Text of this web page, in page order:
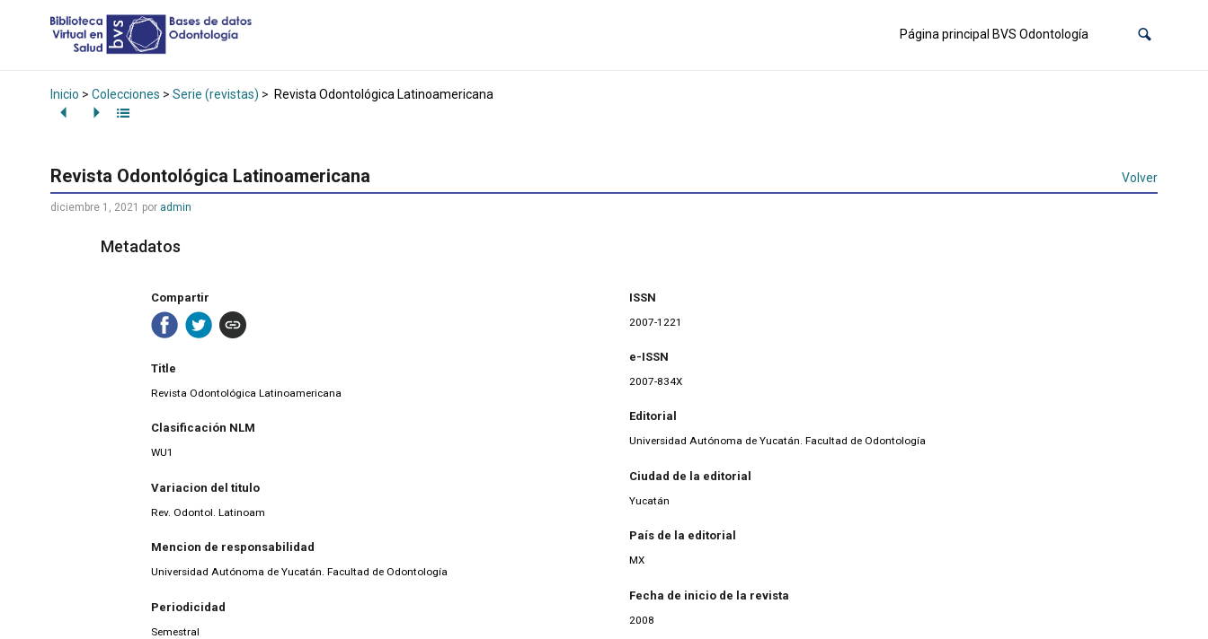
Página principal BVS Odontología
Inicio > Colecciones > Serie (revistas) > Revista Odontológica Latinoamericana
Revista Odontológica Latinoamericana Volver
diciembre 1, 2021 por admin
Metadatos
Compartir
Title
Revista Odontológica Latinoamericana
Clasificación NLM
WU1
Variacion del titulo
Rev. Odontol. Latinoam
Mencion de responsabilidad
Universidad Autónoma de Yucatán. Facultad de Odontología
Periodicidad
Semestral
ISSN
2007-1221
e-ISSN
2007-834X
Editorial
Universidad Autónoma de Yucatán. Facultad de Odontología
Ciudad de la editorial
Yucatán
País de la editorial
MX
Fecha de inicio de la revista
2008